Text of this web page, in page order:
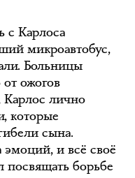
с Карлоса
микроавтобус,
Больницы
от ожогов
Карлос лично
которые
сына.
эмоций, и всё своё
посвящать борьбе